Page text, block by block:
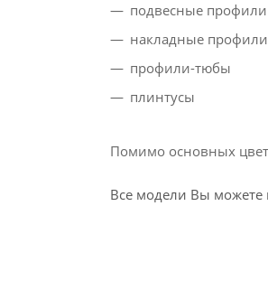
подвесные профили
накладные профили
профили-тюбы
плинтусы
Помимо основных
Все модели Вы можете